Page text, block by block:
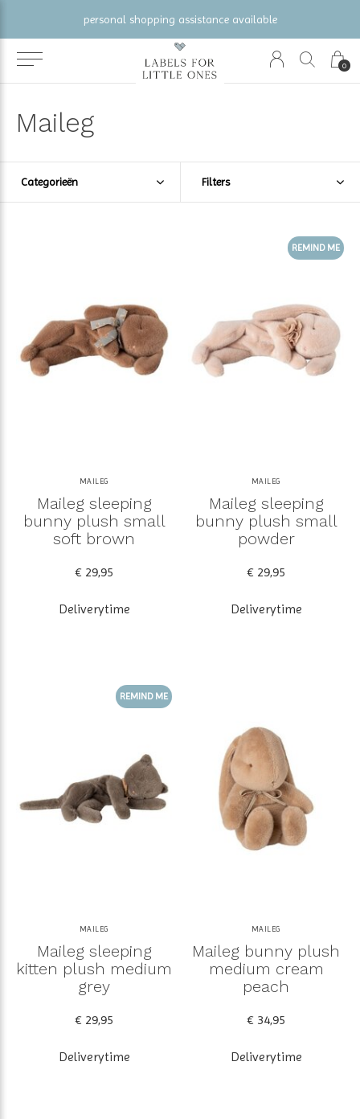
0
personal shopping assistance available
Maileg
Categorieën Filters
MAILEG
Maileg sleeping
bunny plush small
soft brown
€ 29,95
Deliverytime
REMIND ME
MAILEG
Maileg sleeping
bunny plush small
powder
€ 29,95
Deliverytime
REMIND ME
MAILEG
Maileg sleeping
kitten plush medium
grey
€ 29,95
Deliverytime
MAILEG
Maileg bunny plush
medium cream
peach
€ 34,95
Deliverytime